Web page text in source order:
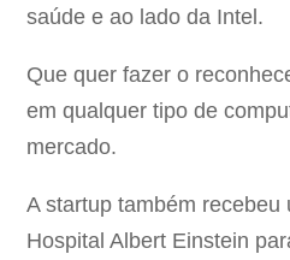
saúde e ao lado da Intel.
Que quer fazer o
em qualquer tipo de
mercado.
A startup também recebeu
Hospital Albert Einstein